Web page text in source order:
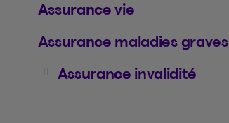
Assurance vie
Assurance maladies graves
Assurance invalidité